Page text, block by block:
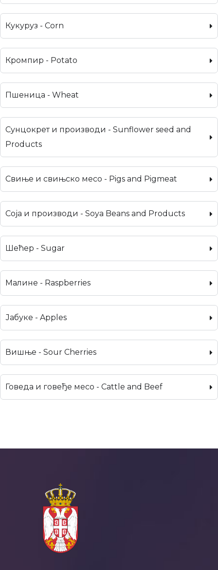
Кукуруз - Corn
Кромпир - Potato
Пшеница - Wheat
Сунцокрет и производи - Sunflower seed and
Products
Свиње и свињско месо - Pigs and Pigmeat
Соја и производи - Soya Beans and Products
Шећер - Sugar
Малине - Raspberries
Јабуке - Apples
Вишње - Sour Cherries
Говеда и говеђе месо - Cattle and Beef